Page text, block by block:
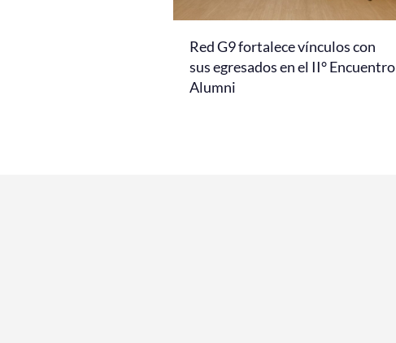
Red G9 fortalece vínculos con
sus egresados en el II° Encuentro
Alumni